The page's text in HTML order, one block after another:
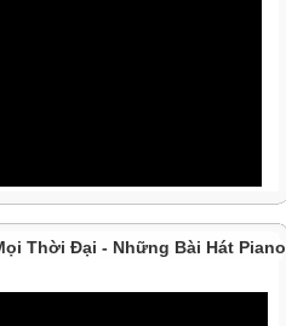
Thời Đại - Những Bài Hát Piano